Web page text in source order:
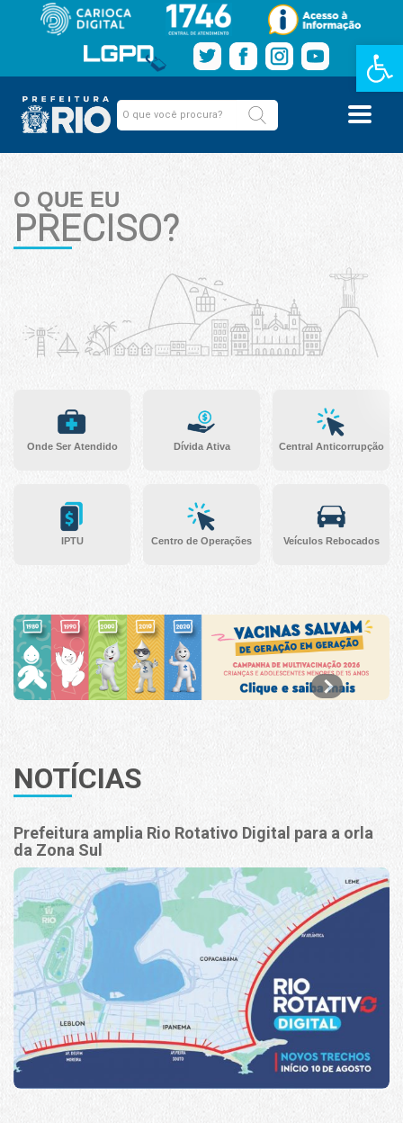
Barra de
O QUE EU
PRECISO?
Onde Ser Atendido
IPTU
Dívida Ativa
Centro de Operações
Central Anticorrupção
Veículos Rebocados
NOTÍCIAS
Prefeitura amplia Rio Rotativo Digital para a orla
da Zona Sul